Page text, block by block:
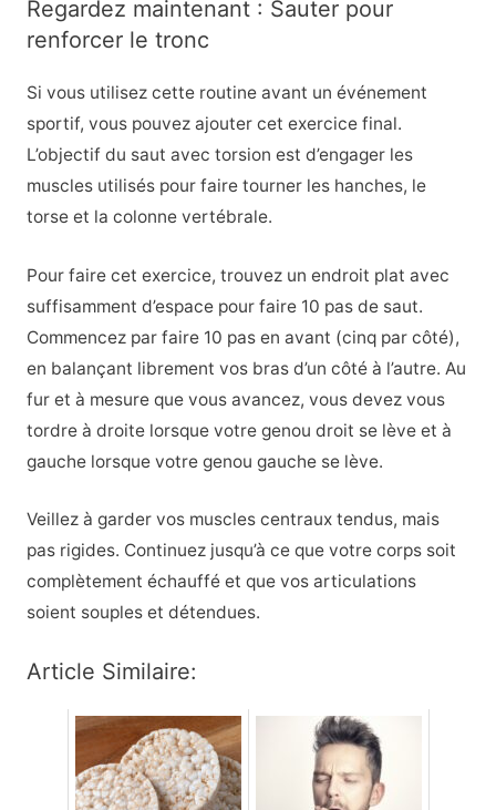
Regardez maintenant : Sauter pour
renforcer le tronc
Si vous utilisez cette routine avant un événement
sportif, vous pouvez ajouter cet exercice final.
L’objectif du saut avec torsion est d’engager les
muscles utilisés pour faire tourner les hanches, le
torse et la colonne vertébrale.
Pour faire cet exercice, trouvez un endroit plat avec
suffisamment d’espace pour faire 10 pas de saut.
Commencez par faire 10 pas en avant (cinq par côté),
en balançant librement vos bras d’un côté à l’autre. Au
fur et à mesure que vous avancez, vous devez vous
tordre à droite lorsque votre genou droit se lève et à
gauche lorsque votre genou gauche se lève.
Veillez à garder vos muscles centraux tendus, mais
pas rigides. Continuez jusqu’à ce que votre corps soit
complètement échauffé et que vos articulations
soient souples et détendues.
Article Similaire: